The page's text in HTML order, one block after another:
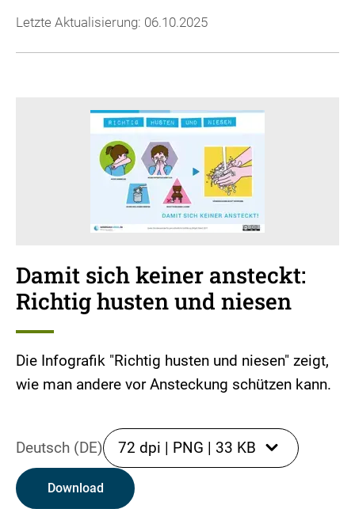
Letzte Aktualisierung: 06.10.2025
Damit sich keiner ansteckt:
Richtig husten und niesen
Die Infografik "Richtig husten und niesen" zeigt,
wie man andere vor Ansteckung schützen kann.
Deutsch (DE) 72 dpi | PNG | 33 KB
Download